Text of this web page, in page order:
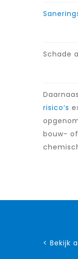
Schade
risico’s
bouw-
< Bekijk